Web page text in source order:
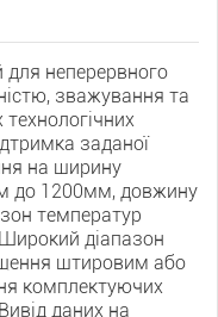
для неперервного
зважування та
технологічних
заданої
на ширину
до 1200мм, довжину
температур
діапазон
штировим або
комплектуючих
даних на